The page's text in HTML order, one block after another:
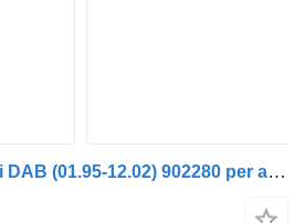
Ammortizzatore Koni DAB (01.95-12.02) 902280 per autobus Scania 4-series bus (1995-2006)